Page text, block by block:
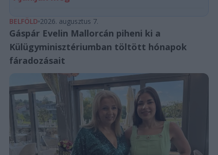
BELFÖLD 2026. augusztus 7.
Gáspár Evelin Mallorcán piheni ki a
Külügyminisztériumban töltött hónapok
fáradozásait